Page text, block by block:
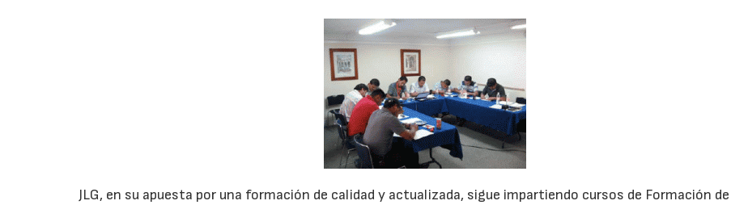
JLG, en su apuesta por una formación de calidad y actualizada, sigue impartiendo cursos de Formación de